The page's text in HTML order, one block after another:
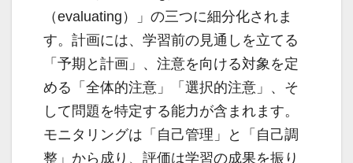
（evaluating）」の三つに細分化されま
す。計画には、学習前の見通しを立てる
「予期と計画」、注意を向ける対象を定
める「全体的注意」「選択的注意」、そ
して問題を特定する能力が含まれます。
モニタリングは「自己管理」と「自己調
整」から成り、評価は学習の成果を振り